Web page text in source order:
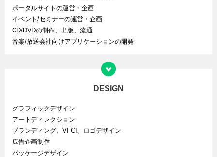
ポータルサイトの運営・企画
イベント/セミナーの運営・企画
CD/DVDの制作、出版、流通
音楽/放送会社向けアプリケーションの開発
DESIGN
グラフィックデザイン
アートディレクション
ブランディング、VI CI、ロゴデザイン
広告企画制作
パッケージデザイン